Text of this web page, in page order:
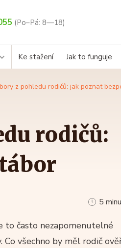
(Po–Pá: 8—18)
Ke stažení Jak to funguje
z pohledu rodičů: jak poznat
rodičů:
5
to často nezapomenutelné
všechno by měl rodič